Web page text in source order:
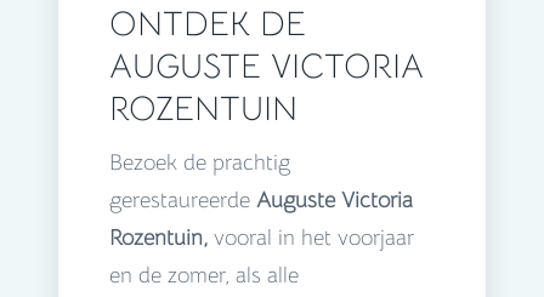
ONTDEK DE
AUGUSTE VICTORIA
ROZENTUIN
Bezoek de prachtig
gerestaureerde Auguste Victoria
Rozentuin, vooral in het voorjaar
en de zomer, als alle